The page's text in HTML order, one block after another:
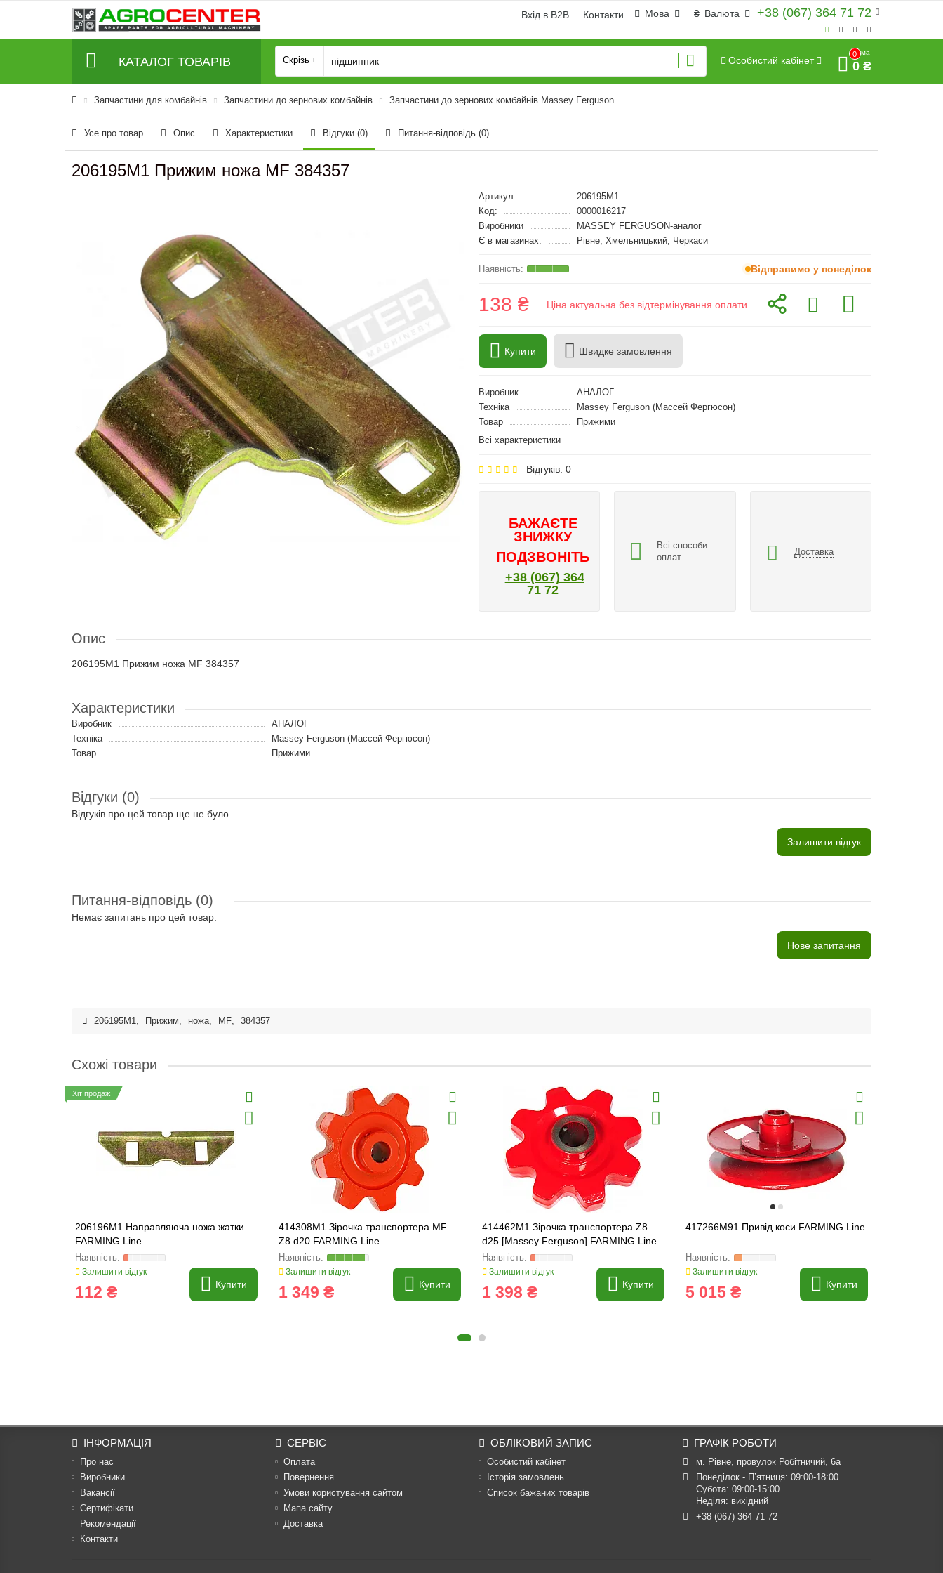
+38 (067) 364 71 72
₴ Валюта
Мова
Вхід в B2B Контакти
КАТАЛОГ ТОВАРІВ Скрізь Особистий кабінет
0
Сума
0 ₴
Запчастини для комбайнів Запчастини до зернових комбайнів Запчастини до зернових комбайнів Massey Ferguson
Усе про товар Опис Характеристики Відгуки (0) Питання-відповідь (0)
206195M1 Прижим ножа MF 384357
Артикул:
206195M1
Код:
0000016217
Виробники
MASSEY FERGUSON-аналог
Є в магазинах:
Рівне, Хмельницький, Черкаси
Відправимо у понеділок
138 ₴ Ціна актуальна без відтермінування оплати
Купити Швидке замовлення
Виробник
АНАЛОГ
Техніка
Massey Ferguson (Массей Фергюсон)
Товар
Прижими
Всі характеристики
Відгуків: 0
БАЖАЄТЕ
ЗНИЖКУ
ПОДЗВОНІТЬ
+38 (067) 364
71 72
Всі способи
оплат
Доставка
Опис
206195M1 Прижим ножа MF 384357
Характеристики
Виробник
АНАЛОГ
Техніка
Massey Ferguson (Массей Фергюсон)
Товар
Прижими
Відгуки (0)
Відгуків про цей товар ще не було.
Залишити відгук
Питання-відповідь (0)
Немає запитань про цей товар.
Нове запитання
206195M1, Прижим, ножа, MF, 384357
Схожі товари
Хіт продаж
206196M1 Направляюча ножа жатки
FARMING Line
Залишити відгук
112 ₴ Купити
414308M1 Зірочка транспортера MF
Z8 d20 FARMING Line
Залишити відгук
1 349 ₴ Купити
414462M1 Зірочка транспортера Z8
d25 [Massey Ferguson] FARMING Line
Залишити відгук
1 398 ₴ Купити
417266M91 Привід коси FARMING Line
Залишити відгук
5 015 ₴ Купити
ІНФОРМАЦІЯ
Про нас
Виробники
Вакансії
Сертифікати
Рекомендації
Контакти
СЕРВІС
Оплата
Повернення
Умови користування сайтом
Мапа сайту
Доставка
ОБЛІКОВИЙ ЗАПИС
Особистий кабінет
Історія замовлень
Список бажаних товарів
ГРАФІК РОБОТИ
м. Рівне, провулок Робітничий, 6а
Понеділок - П’ятниця: 09:00-18:00
Субота: 09:00-15:00
Неділя: вихідний
+38 (067) 364 71 72